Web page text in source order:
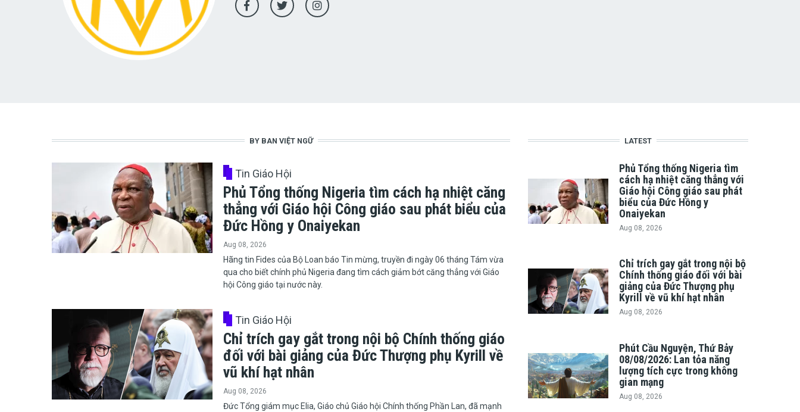
BY BAN VIỆT NGỮ
Tin Giáo Hội
Phủ Tổng thống Nigeria tìm cách hạ nhiệt căng
thẳng với Giáo hội Công giáo sau phát biểu của
Đức Hồng y Onaiyekan
Aug 08, 2026
​​​​​​​Hãng tin Fides của Bộ Loan báo Tin mừng, truyền đi ngày 06 tháng Tám vừa
qua cho biết chính phủ Nigeria đang tìm cách giảm bớt căng thẳng với Giáo
hội Công giáo tại nước này.
Tin Giáo Hội
Chỉ trích gay gắt trong nội bộ Chính thống giáo
đối với bài giảng của Đức Thượng phụ Kyrill về
vũ khí hạt nhân
Aug 08, 2026
​​​​​​​Đức Tổng giám mục Elia, Giáo chủ Giáo hội Chính thống Phần Lan, đã mạnh
LATEST
Phủ Tổng thống Nigeria tìm
cách hạ nhiệt căng thẳng với
Giáo hội Công giáo sau phát
biểu của Đức Hồng y
Onaiyekan
Aug 08, 2026
Chỉ trích gay gắt trong nội bộ
Chính thống giáo đối với bài
giảng của Đức Thượng phụ
Kyrill về vũ khí hạt nhân
Aug 08, 2026
Phút Cầu Nguyện, Thứ Bảy
08/08/2026: Lan tỏa năng
lượng tích cực trong không
gian mạng
Aug 08, 2026